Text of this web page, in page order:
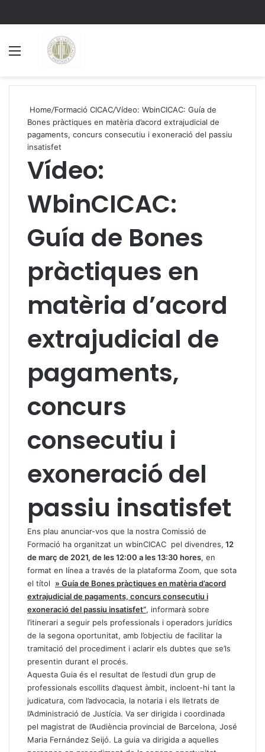
Home/Formació CICAC/Vídeo: WbinCICAC: Guía de
Bones pràctiques en matèria d’acord extrajudicial de
pagaments, concurs consecutiu i exoneració del passiu
insatisfet
Vídeo:
WbinCICAC:
Guía de Bones
pràctiques en
matèria d’acord
extrajudicial de
pagaments,
concurs
consecutiu i
exoneració del
passiu insatisfet
Ens plau anunciar-vos que la nostra Comissió de
Formació ha organitzat un wbinCICAC pel divendres, 12
de març de 2021, de les 12:00 a les 13:30 hores, en
format en línea a través de la plataforma Zoom, que sota
el títol » Guía de Bones pràctiques en matèria d’acord
extrajudicial de pagaments, concurs consecutiu i
exoneració del passiu insatisfet”, informarà sobre
l’itinerari a seguir pels professionals i operadors jurídics
de la segona oportunitat, amb l’objectiu de facilitar la
tramitació del procediment i aclarir els dubtes que se’ls
presentin durant el procés.
Aquesta Guia és el resultat de l’estudi d’un grup de
professionals escollits d’aquest àmbit, incloent-hi tant la
judicatura, com l’advocacia, la notaria i els lletrats de
l’Administració de Justícia. Va ser dirigida i coordinada
pel magistrat de l’Audiència provincial de Barcelona, José
Maria Fernández Seijó. La guia va dirigida a aquelles